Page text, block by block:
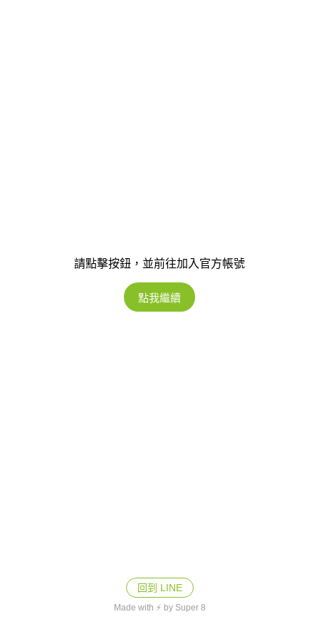
請點擊按鈕，並前往加入官方帳號
點我繼續
回到 LINE
Made with ⚡ by Super 8